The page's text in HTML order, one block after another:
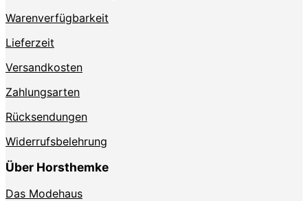
Warenverfügbarkeit
Lieferzeit
Versandkosten
Zahlungsarten
Rücksendungen
Widerrufsbelehrung
Über Horsthemke
Das Modehaus